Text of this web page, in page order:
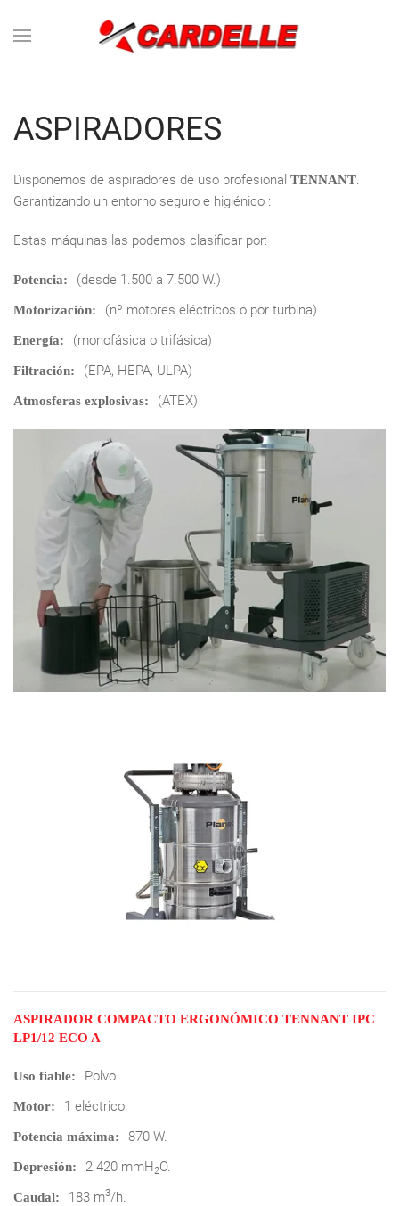
Skip to main content
ASPIRADORES
Disponemos de aspiradores de uso profesional TENNANT.
Garantizando un entorno seguro e higiénico :
Estas máquinas las podemos clasificar por:
Potencia: (desde 1.500 a 7.500 W.)
Motorización: (nº motores eléctricos o por turbina)
Energía: (monofásica o trifásica)
Filtración: (EPA, HEPA, ULPA)
Atmosferas explosivas: (ATEX)
ASPIRADOR COMPACTO ERGONÓMICO TENNANT IPC
LP1/12 ECO A
Uso fiable: Polvo.
Motor: 1 eléctrico.
Potencia máxima: 870 W.
Depresión: 2.420 mmH2O.
Caudal: 183 m3/h.